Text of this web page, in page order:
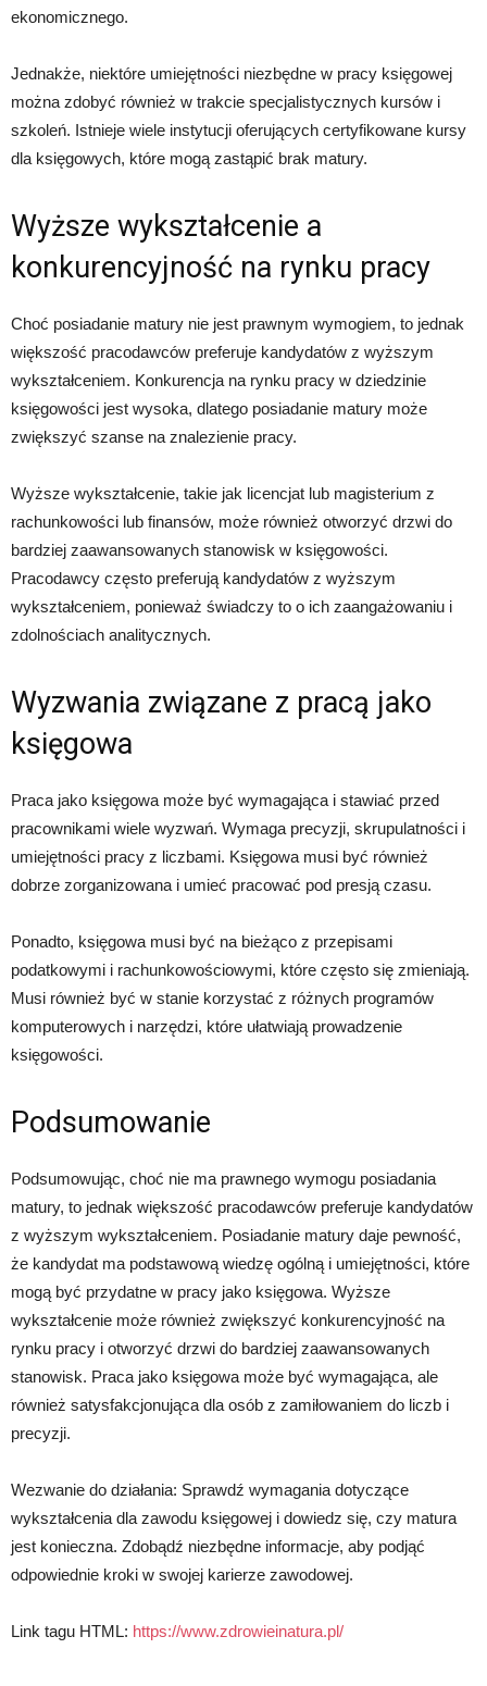
ekonomicznego.
Jednakże, niektóre umiejętności niezbędne w pracy księgowej
można zdobyć również w trakcie specjalistycznych kursów i
szkoleń. Istnieje wiele instytucji oferujących certyfikowane kursy
dla księgowych, które mogą zastąpić brak matury.
Wyższe wykształcenie a
konkurencyjność na rynku pracy
Choć posiadanie matury nie jest prawnym wymogiem, to jednak
większość pracodawców preferuje kandydatów z wyższym
wykształceniem. Konkurencja na rynku pracy w dziedzinie
księgowości jest wysoka, dlatego posiadanie matury może
zwiększyć szanse na znalezienie pracy.
Wyższe wykształcenie, takie jak licencjat lub magisterium z
rachunkowości lub finansów, może również otworzyć drzwi do
bardziej zaawansowanych stanowisk w księgowości.
Pracodawcy często preferują kandydatów z wyższym
wykształceniem, ponieważ świadczy to o ich zaangażowaniu i
zdolnościach analitycznych.
Wyzwania związane z pracą jako
księgowa
Praca jako księgowa może być wymagająca i stawiać przed
pracownikami wiele wyzwań. Wymaga precyzji, skrupulatności i
umiejętności pracy z liczbami. Księgowa musi być również
dobrze zorganizowana i umieć pracować pod presją czasu.
Ponadto, księgowa musi być na bieżąco z przepisami
podatkowymi i rachunkowościowymi, które często się zmieniają.
Musi również być w stanie korzystać z różnych programów
komputerowych i narzędzi, które ułatwiają prowadzenie
księgowości.
Podsumowanie
Podsumowując, choć nie ma prawnego wymogu posiadania
matury, to jednak większość pracodawców preferuje kandydatów
z wyższym wykształceniem. Posiadanie matury daje pewność,
że kandydat ma podstawową wiedzę ogólną i umiejętności, które
mogą być przydatne w pracy jako księgowa. Wyższe
wykształcenie może również zwiększyć konkurencyjność na
rynku pracy i otworzyć drzwi do bardziej zaawansowanych
stanowisk. Praca jako księgowa może być wymagająca, ale
również satysfakcjonująca dla osób z zamiłowaniem do liczb i
precyzji.
Wezwanie do działania: Sprawdź wymagania dotyczące
wykształcenia dla zawodu księgowej i dowiedz się, czy matura
jest konieczna. Zdobądź niezbędne informacje, aby podjąć
odpowiednie kroki w swojej karierze zawodowej.
Link tagu HTML: https://www.zdrowieinatura.pl/